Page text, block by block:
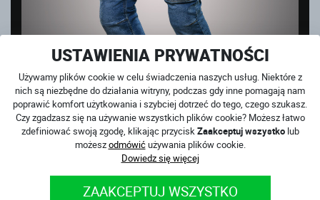
USTAWIENIA PRYWATNOŚCI
Używamy plików cookie w celu świadczenia naszych usług. Niektóre z
nich są niezbędne do działania witryny, podczas gdy inne pomagają nam
poprawić komfort użytkowania i szybciej dotrzeć do tego, czego szukasz.
Czy zgadzasz się na używanie wszystkich plików cookie? Możesz łatwo
zdefiniować swoją zgodę, klikając przycisk Zaakceptuj wszystkolub
możeszodmówićużywania plików cookie.
Dowiedz się więcej
ZAAKCEPTUJ WSZYSTKO
CLUB SPORT BLUE
859